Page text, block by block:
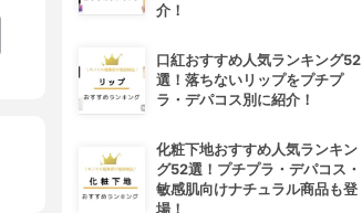
介！
口紅おすすめ人気ランキング52
選！落ちないリップをプチプ
ラ・デパコス別に紹介！
化粧下地おすすめ人気ランキン
グ52選！プチプラ・デパコス・
敏感肌向けナチュラル商品も登
場！